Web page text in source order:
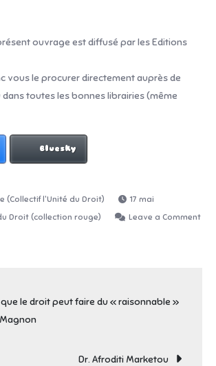
ouvrage est diffusé par les Editions
vous le procurer directement auprès de
toutes les bonnes librairies (même
Bluesky
17 mai
Droit (collection rouge)
Leave a Comment
que le droit peut faire du « raisonnable »
Dr. Afroditi Marketou